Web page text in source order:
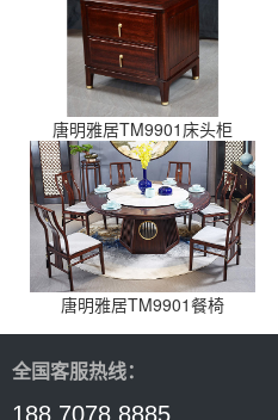
唐明雅居TM9901床头柜
唐明雅居TM9901餐椅
全国客服热线：
188 7078 8885